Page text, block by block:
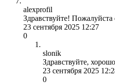
alexprofil
Здравствуйте! Пожалуйста
23 сентября 2025 12:27
0
slonik
Здравствуйте,
23 сентября 2025
0